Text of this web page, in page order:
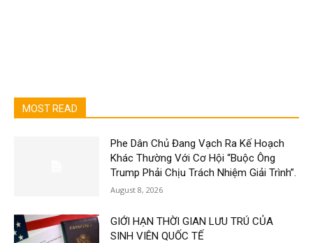
MOST READ
Phe Dân Chủ Đang Vạch Ra Kế Hoạch
Khác Thường Với Cơ Hội “Buộc Ông
Trump Phải Chịu Trách Nhiệm Giải Trình”.
August 8, 2026
GIỚI HẠN THỜI GIAN LƯU TRÚ CỦA
SINH VIÊN QUỐC TẾ